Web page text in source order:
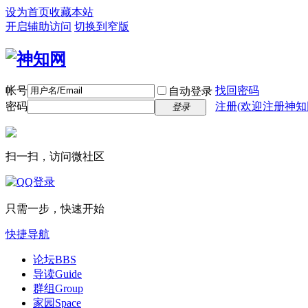
设为首页收藏本站
开启辅助访问 切换到窄版
帐号 自动登录 找回密码
密码
登录 注册(欢迎注册神
扫一扫，访问微社区
只需一步，快速开始
快捷导航
论坛BBS
导读Guide
群组Group
家园 Space